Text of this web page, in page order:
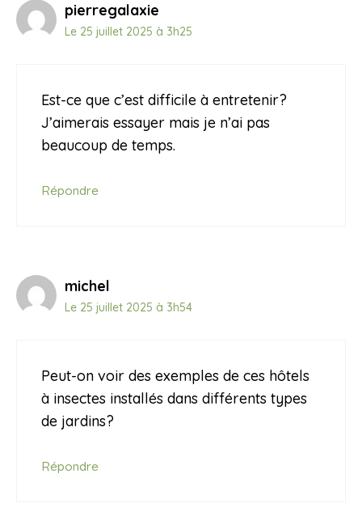
pierregalaxie
Le 25 juillet 2025 à 3h25
Est-ce que c’est difficile à entretenir?
J’aimerais essayer mais je n’ai pas
beaucoup de temps.
Répondre
michel
Le 25 juillet 2025 à 3h54
Peut-on voir des exemples de ces hôtels
à insectes installés dans différents types
de jardins?
Répondre